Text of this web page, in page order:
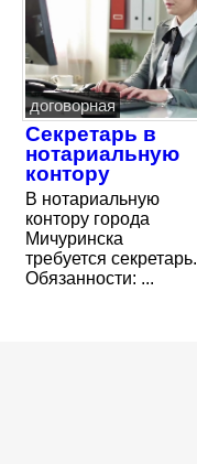
договорная
Секретарь в
нотариальную
контору
В нотариальную
контору города
Мичуринска
требуется секретарь.
Обязанности: ...